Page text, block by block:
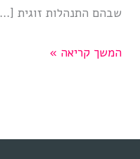
שבהם התנהלות זוגית
שיתוף
בגירושין
המשך קריאה »